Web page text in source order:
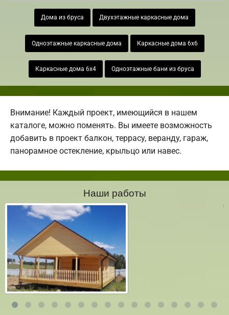
Дома из бруса Двухэтажные каркасные дома
Одноэтажные каркасные дома Каркасные дома 6х6
Каркасные дома 6х4 Одноэтажные бани из бруса
Внимание! Каждый проект, имеющийся в нашем
каталоге, можно поменять. Вы имеете возможность
добавить в проект балкон, террасу, веранду, гараж,
панорамное остекление, крыльцо или навес.
Наши работы